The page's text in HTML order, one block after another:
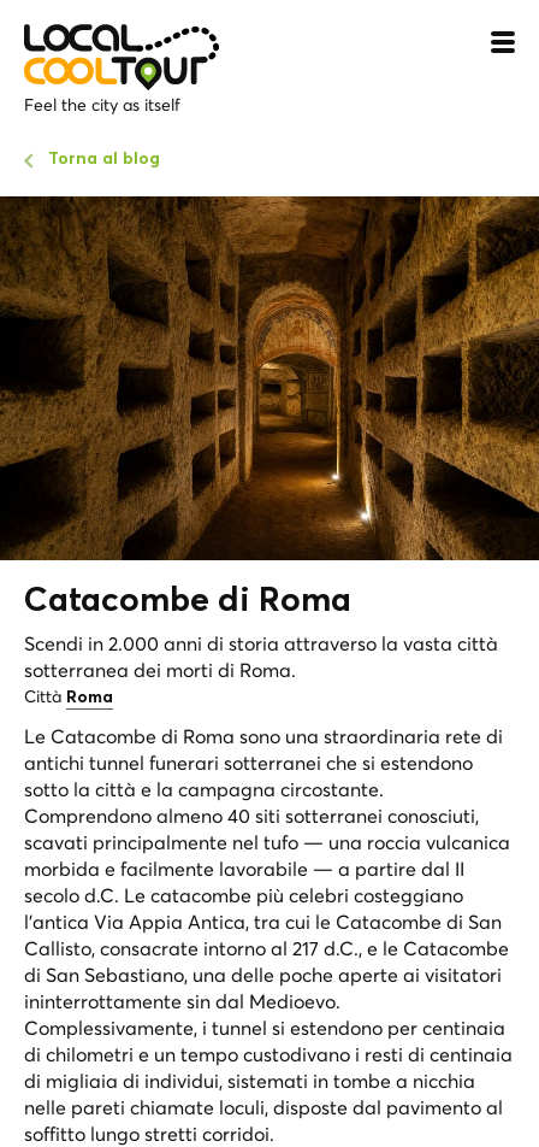
Feel the city as itself
Torna al blog
Catacombe di Roma
Scendi in 2.000 anni di storia attraverso la vasta città
sotterranea dei morti di Roma.
Città Roma
Le Catacombe di Roma sono una straordinaria rete di
antichi tunnel funerari sotterranei che si estendono
sotto la città e la campagna circostante.
Comprendono almeno 40 siti sotterranei conosciuti,
scavati principalmente nel tufo — una roccia vulcanica
morbida e facilmente lavorabile — a partire dal II
secolo d.C. Le catacombe più celebri costeggiano
l'antica Via Appia Antica, tra cui le Catacombe di San
Callisto, consacrate intorno al 217 d.C., e le Catacombe
di San Sebastiano, una delle poche aperte ai visitatori
ininterrottamente sin dal Medioevo.
Complessivamente, i tunnel si estendono per centinaia
di chilometri e un tempo custodivano i resti di centinaia
di migliaia di individui, sistemati in tombe a nicchia
nelle pareti chiamate loculi, disposte dal pavimento al
soffitto lungo stretti corridoi.